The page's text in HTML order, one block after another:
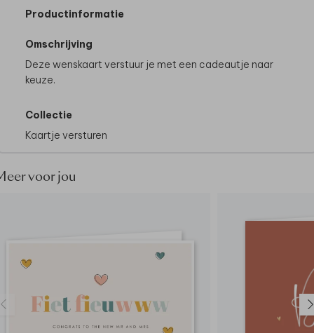
Productinformatie
Omschrijving
Deze wenskaart verstuur je met een cadeautje naar
keuze.
Collectie
Kaartje versturen
voor jou